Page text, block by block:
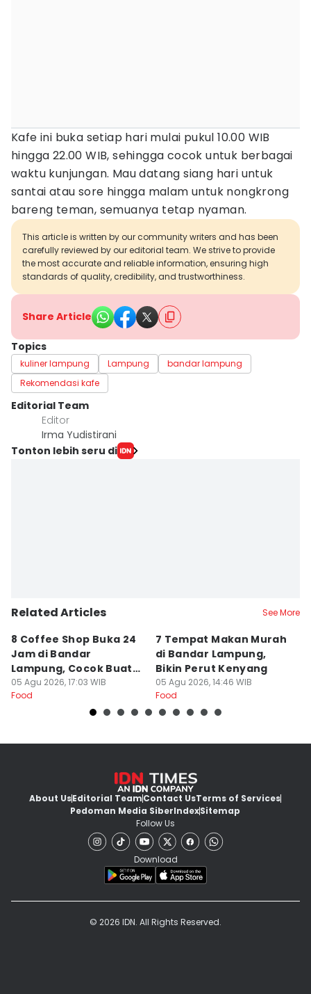
Kafe ini buka setiap hari mulai pukul 10.00 WIB
hingga 22.00 WIB, sehingga cocok untuk berbagai
waktu kunjungan. Mau datang siang hari untuk
santai atau sore hingga malam untuk nongkrong
bareng teman, semuanya tetap nyaman.
This article is written by our community writers and has been
carefully reviewed by our editorial team. We strive to provide
the most accurate and reliable information, ensuring high
standards of quality, credibility, and trustworthiness.
Share Article
Topics
kuliner lampung Lampung
bandar lampung
Rekomendasi kafe
Editorial Team
Editor
Irma Yudistirani
Tonton lebih seru di
Related Articles See More
8 Coffee Shop Buka 24
Jam di Bandar
Lampung, Cocok Buat
Begadang
05 Agu 2026, 17:03 WIB
Food
7 Tempat Makan Murah
di Bandar Lampung,
Bikin Perut Kenyang
05 Agu 2026, 14:46 WIB
Food
About UsEditorial TeamContact UsTerms of Services
Pedoman Media SiberIndexSitemap
Follow Us
Download
© 2026 IDN. All Rights Reserved.